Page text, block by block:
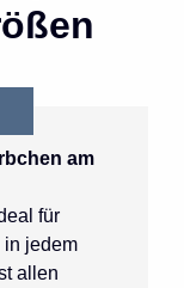
am
für
in jedem
allen